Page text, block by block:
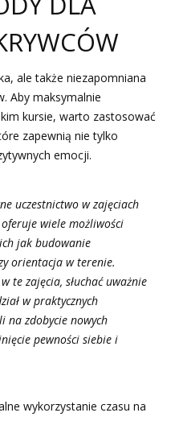
ale także niezapomniana
Aby maksymalnie
kursie, warto zastosować
zapewnią nie tylko
emocji.
uczestnictwo w zajęciach
wiele możliwości
jak budowanie
orientacja w terenie.
te zajęcia, słuchać uważnie
w praktycznych
na zdobycie nowych
pewności siebie i
wykorzystanie czasu na